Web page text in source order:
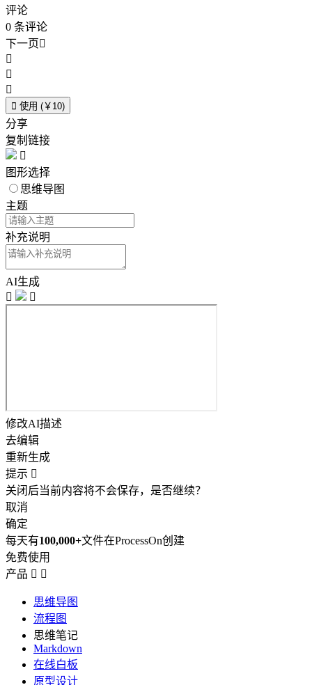
评论
0 条评论
下一页



 使用 (￥10)
分享
复制链接

图形选择
思维导图
主题
补充说明
AI生成


修改AI描述
去编辑
重新生成
提示 
关闭后当前内容将不会保存，是否继续？
取消
确定
每天有100,000+文件在ProcessOn创建
免费使用
产品  
思维导图
流程图
思维笔记
Markdown
在线白板
原型设计